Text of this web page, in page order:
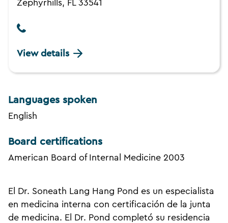
Zephyrhills, FL 33541
View details
Languages spoken
English
Board certifications
American Board of Internal Medicine 2003
El Dr. Soneath Lang Hang Pond es un especialista
en medicina interna con certificación de la junta
de medicina. El Dr. Pond completó su residencia